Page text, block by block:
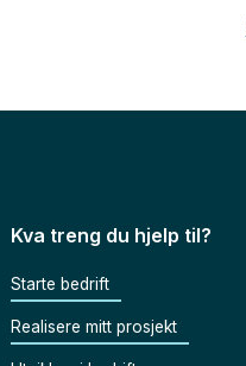
Kva treng du hjelp til?
Starte bedrift
Realisere mitt prosjekt